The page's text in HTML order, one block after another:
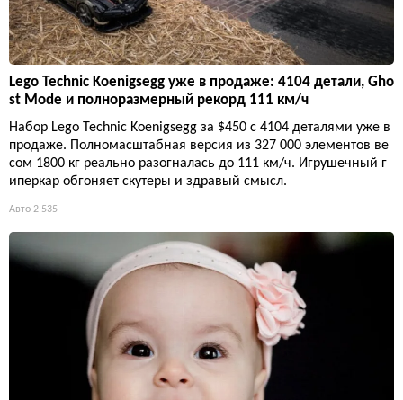
Lego Technic Koenigsegg уже в продаже: 4104 детали, Gho
st Mode и полноразмерный рекорд 111 км/ч
Набор Lego Technic Koenigsegg за $450 с 4104 деталями уже в
продаже. Полномасштабная версия из 327 000 элементов ве
сом 1800 кг реально разогналась до 111 км/ч. Игрушечный г
иперкар обгоняет скутеры и здравый смысл.
Авто 2 535